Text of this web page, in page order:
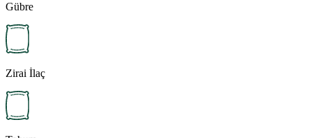
Gübre
Zirai İlaç